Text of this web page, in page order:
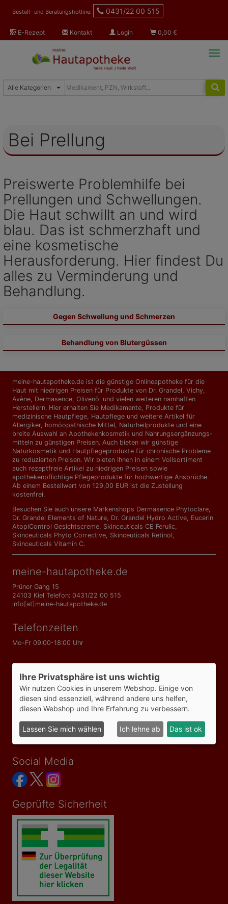
Bestell- und Beratungshotline: 0431/22 00 515
E-Rezept Kontakt Login 0,00 €
Bei Prellung
Preiswerte Problemhilfe bei
Prellungen und Schwellungen.
Die Haut schwillt an und wird
blau. Das ist schmerzhaft und
eine kosmetische
Herausforderung. Hier findest Du
alles zu Verminderung und
Behandlung.
Gegen Schwellung und Schmerzen
Behandlung von Blutergüssen
meine-hautapotheke.de ist die günstige Onlineapotheke für die
Haut mit niedrigen Preisen für Produkte von Dr. Grandel, Vichy,
Avène, Dermasence, Olivenöl und vielen weiteren namhaften
Herstellern. Hier erhalten Sie Medikamente, Produkte für
medizinische Hautpflege, Hautpflege und weitere Artikel für
Allergiker, homöopathische Mittel, Naturheilprodukte und eine
breite Auswahl an Apothekenkosmetik und Nahrungs­ergänzungs­
mitteln zu günstigen Preisen. Auch bieten wir günstige
Naturkosmetik und Hautpflegeprodukte für chronische Probleme
zu reduzierten Preisen. Wir bieten Ihnen in einem Vollsortiment
auch rezeptfreie Artikel zu niedrigen Preisen sowie
apothekenpflichtige Pflegeprodukte für hochwertige Ansprüche.
Ab einem Bestellwert von 129,00 EUR ist die Zustellung
kostenfrei.
Besuchen Sie auch unsere Markenshops Dermasence Phytoclare
Dr. Grandel Elements of Nature Dr. Grandel Hydro Active Eucerin
AtopiControl Gesichtscreme Skinceuticals CE Ferulic
Skinceuticals Phyto Corrective Skinceuticals Retinol
Skinceuticals Vitamin C.
meine-hautapotheke.de
Prüner Gang 15
24103 Kiel Telefon: 0431/22 00 515
info[at]meine-hautapotheke.de
Telefonzeiten
Mo-Fr 09:00-18:00 Uhr
AGB
Impressum
Datenschutzerklärung
Versandkosten
Bezahlmöglichkeiten
Vertrag widerrufen
Social Media
Geprüfte Sicherheit
Ihre Privatsphäre ist uns wichtig
Wir nutzen Cookies in unserem Webshop. Einige von
diesen sind essenziell, während andere uns helfen,
diesen Webshop und Ihre Erfahrung zu verbessern.
Lassen Sie mich wählen Ich lehne ab Das ist ok